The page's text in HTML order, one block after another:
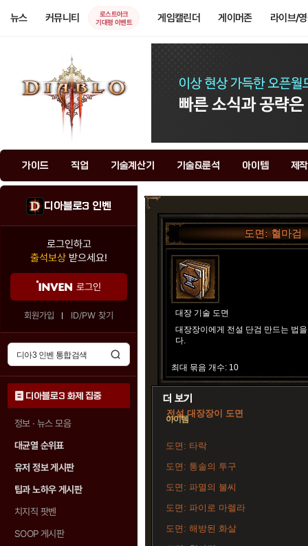
뉴스 커뮤니티
로스트아크
기대평 이벤트
게임캘린더 게이머존 라이브/
가이드 직업 기술계산기 기술&룬석 아이템 제
디아블로3 인벤
로그인하고
출석보상 받으세요!
로그인
회원가입 ID/PW 찾기
디아블로3 화제 집중
정보 · 뉴스 모음
대균열 순위표
유저 정보 게시판
팁과 노하우 게시판
치지직 팟벤
SOOP 게시판
도면: 혈마검
대장 기술 도면
대장장이에게 전설 단검 만드는 법
다.
최대 묶음 개수: 10
전설 대장장이 도면
아이템
도면: 타락
도면: 통솔의 투구
도면: 파멸의 불씨
도면: 파이로 마렐라
도면: 해방된 화살